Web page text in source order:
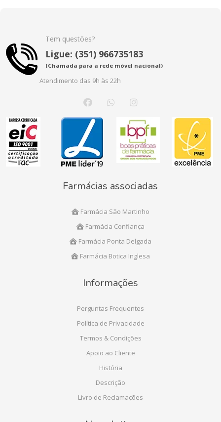
Tem questões?
Ligue: (351) 966735183
(Chamada para a rede móvel nacional)
Atendimento das 9h às 22h
Farmácias associadas
Farmácia São Martinho
Farmácia Confiança
Farmácia Ponta Delgada
Farmácia Botica Inglesa
Informações
Perguntas Frequentes
Política de Privacidade
Termos & Condições
Apoio ao Cliente
História
Descrição
Livro de Reclamações